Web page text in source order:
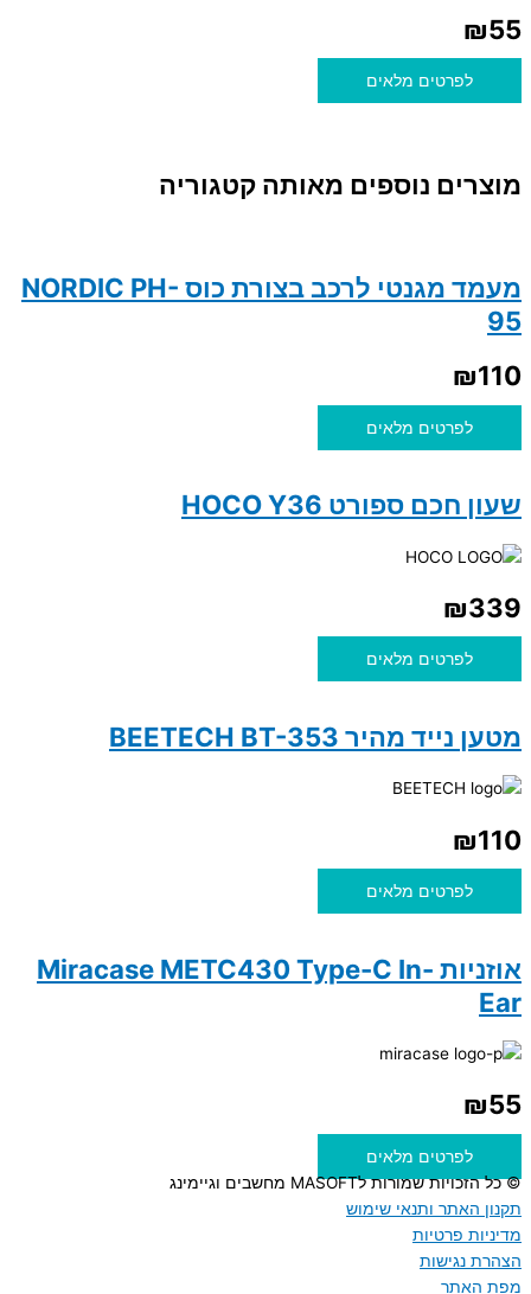
₪55
לפרטים מלאים
מוצרים נוספים מאותה קטגוריה
מעמד מגנטי לרכב בצורת כוס NORDIC PH-
95
₪110
לפרטים מלאים
שעון חכם ספורט HOCO Y36
₪339
לפרטים מלאים
מטען נייד מהיר BEETECH BT-353
₪110
לפרטים מלאים
אוזניות Miracase METC430 Type-C In-
Ear
₪55
לפרטים מלאים
© כל הזכויות שמורות לMASOFT מחשבים וגיימינג
תקנון האתר ותנאי שימוש
מדיניות פרטיות
הצהרת נגישות
מפת האתר